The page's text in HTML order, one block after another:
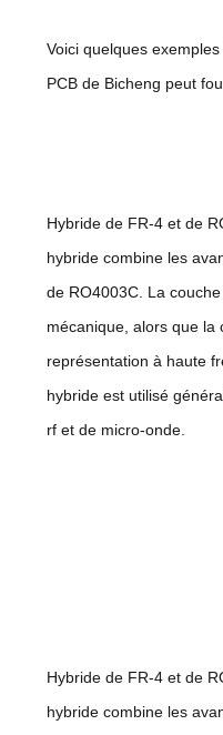
Voici quelques
PCB de Bicheng peut
Hybride de FR-4 et de
hybride combine les
de RO4003C. La
mécanique, alors que la
représentation à haute
hybride est utilisé
rf et de micro-onde.
Hybride de FR-4 et de
hybride combine les